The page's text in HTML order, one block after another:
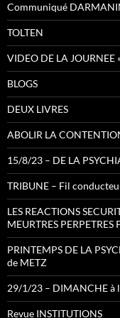
Communiqué
TOLTEN
VIDEO DE LA JOURNEE
BLOGS
DEUX LIVRES
ABOLIR LA
15/8/23 – DE LA
TRIBUNE – Fil
LES REACTIONS
MEURTRES PERPETRES
PRINTEMPS DE LA
de METZ
29/1/23 – DIMANCHE à
Revue INSTITUTIONS